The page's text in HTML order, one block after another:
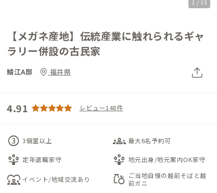
1 / 13
【メガネ産地】伝統産業に触れられるギャ
ラリー併設の古民家
鯖江A邸 福井県
4.91 レビュー148件
counter_3 3個室以上 groups_3 最大6名予約可
person_play 定年退職家守 person_play 地元出身/地元案内OK家守
diversity_1 イベント/地域交流あり grocery ご当地自慢の越前そばと越
前ガニ